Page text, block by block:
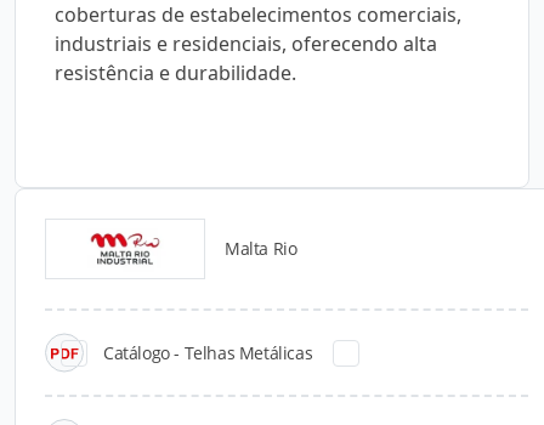
coberturas de estabelecimentos comerciais,
industriais e residenciais, oferecendo alta
resistência e durabilidade.
Malta Rio
Catálogo - Telhas Metálicas
Catálogos para Download